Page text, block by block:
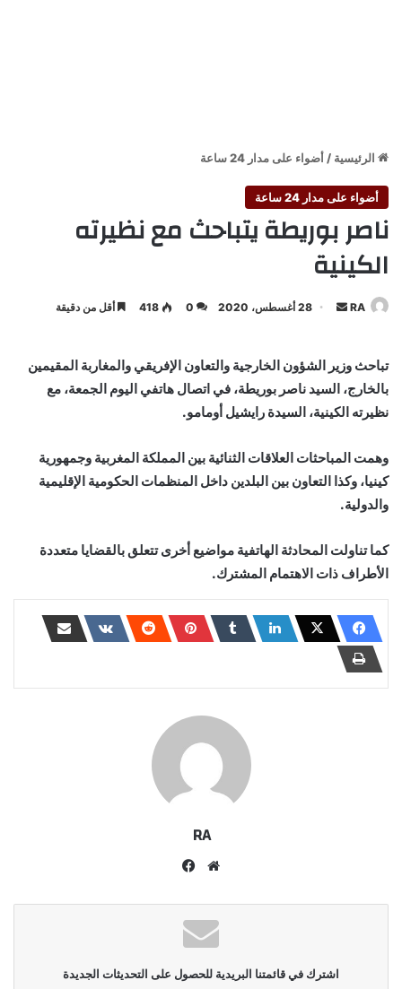
الرئيسية / أضواء على مدار 24 ساعة
أضواء على مدار 24 ساعة
ناصر بوريطة يتباحث مع نظيرته
الكينية
RA
أرسل 28 أغسطس، 2020 0
418 أقل من دقيقة
تباحث وزير الشؤون الخارجية والتعاون الإفريقي والمغاربة المقيمين
بالخارج، السيد ناصر بوريطة، في اتصال هاتفي اليوم الجمعة، مع
نظيرته الكينية، السيدة رايشيل أومامو.
وهمت المباحثات العلاقات الثنائية بين المملكة المغربية وجمهورية
كينيا، وكذا التعاون بين البلدين داخل المنظمات الحكومية الإقليمية
والدولية.
كما تناولت المحادثة الهاتفية مواضيع أخرى تتعلق بالقضايا متعددة
الأطراف ذات الاهتمام المشترك.
RA
موقع
اشترك في قائمتنا البريدية للحصول على التحديثات الجديدة